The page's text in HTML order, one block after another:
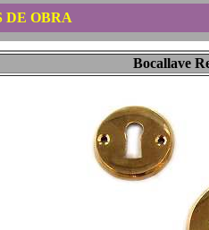
DE OBRA
Bocallave